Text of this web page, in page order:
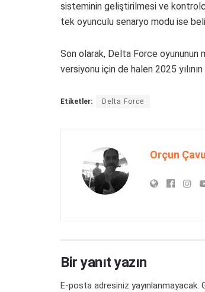
sisteminin geliştirilmesi ve
tek oyunculu senaryo modu ise
Son olarak, Delta Force oyununun
versiyonu için de halen 2025
Etiketler: Delta Force
Orçun
Bir yanıt yazın
E-posta adresiniz yayınlanmayacak.